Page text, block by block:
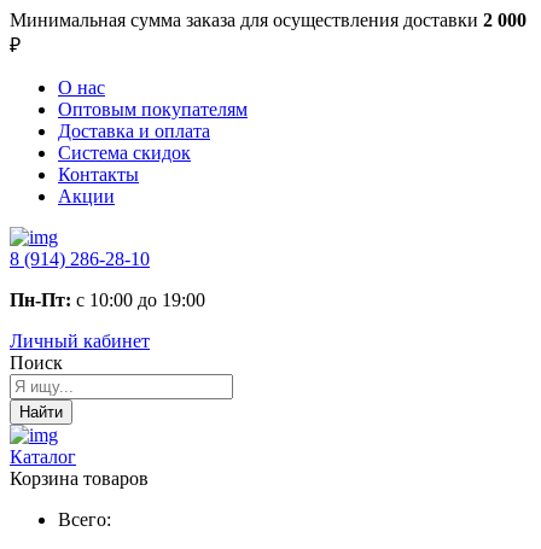
Минимальная сумма заказа для осуществления доставки 2 000
₽
О нас
Оптовым покупателям
Доставка и оплата
Система скидок
Контакты
Акции
8 (914) 286-28-10
Пн-Пт: с 10:00 до 19:00
Личный кабинет
Поиск
Найти
Каталог
Корзина товаров
Всего: